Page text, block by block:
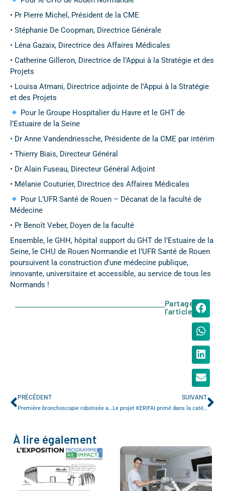
• Pr Pierre Michel, Président de la CME
• Stéphanie De Coopman, Directrice Générale
• Léna Gazaix, Directrice des Affaires Médicales
• Catherine Gilleron, Directrice de l’Appui à la Stratégie et des
Projets
• Louisa Atmani, Directrice adjointe de l’Appui à la Stratégie
et des Projets
Pour le Groupe Hospitalier du Havre et le GHT de
l’Estuaire de la Seine
• Dr Anne Vandendriessche, Présidente de la CME par intérim
• Thierry Biais, Directeur Général
• Dr Alain Fuseau, Directeur Général Adjoint
• Mélanie Couturier, Directrice des Affaires Médicales
Pour L’UFR Santé de Rouen – Décanat de la faculté de
Médecine
• Pr Benoît Veber, Doyen de la faculté
Ensemble, le GHH, hôpital support du GHT de l’Estuaire de la
Seine, le CHU de Rouen Normandie et l’UFR Santé de Rouen
poursuivent la construction d’une médecine publique,
innovante, universitaire et accessible, au service de tous les
Normands !
Partager
l'article
PRÉCÉDENT
Première bronchoscopie robotisée au CHU de Rouen
SUIVANT
Le projet KERIFAI primé dans la catégorie « Recherche et Innovation » aux Étoiles de l’Europe
À lire également